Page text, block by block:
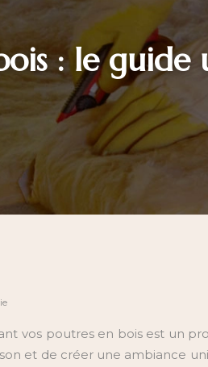
: le
vos poutres en bois est un
et de créer une ambiance